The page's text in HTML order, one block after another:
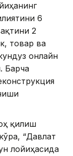
6
2
товар ва
онлайн
Барча
қилиш
“Давлат
лойиҳасида